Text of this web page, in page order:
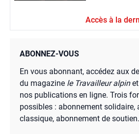
Accès à la
ABONNEZ-VOUS
En vous abonnant, accédez aux
du magazine le Travailleur alpinet
nos publications en ligne. Trois
possibles : abonnement solidaire,
classique, abonnement de soutien.